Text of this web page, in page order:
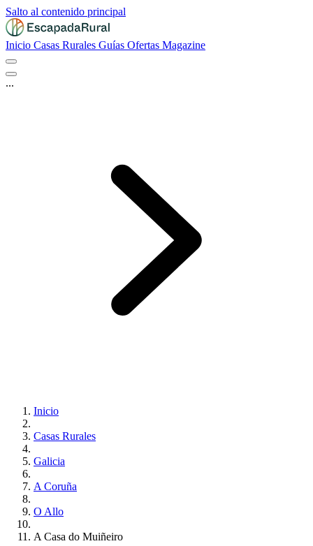
Salto al contenido principal
Inicio Casas Rurales Guías Ofertas Magazine
...
Inicio
Casas Rurales
Galicia
A Coruña
O Allo
A Casa do Muiñeiro